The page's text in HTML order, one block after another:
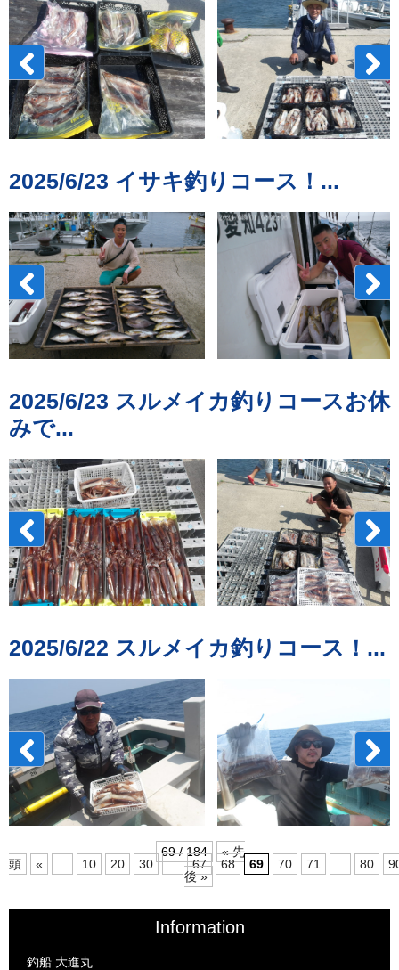
2025/6/23 イサキ釣りコース！...
2025/6/23 スルメイカ釣りコースお休
みで...
2025/6/22 スルメイカ釣りコース！...
69 / 184
« 先
頭
« 10 20 30 ... 67 68 69 70 71 80
後 »
Information
釣船 大進丸